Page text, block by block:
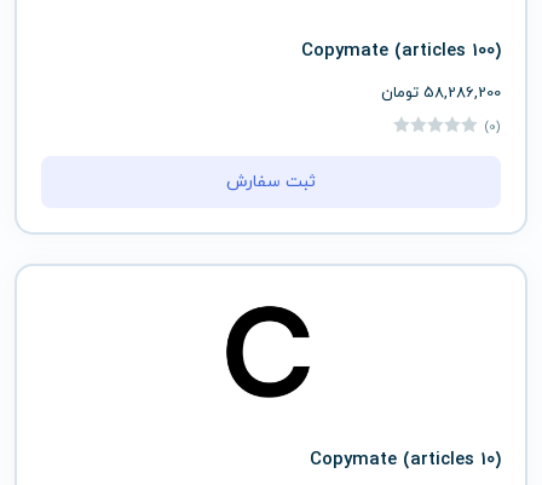
(articles 100) Copymate
58,286,200 تومان
(0)
ثبت سفارش
(articles 10) Copymate